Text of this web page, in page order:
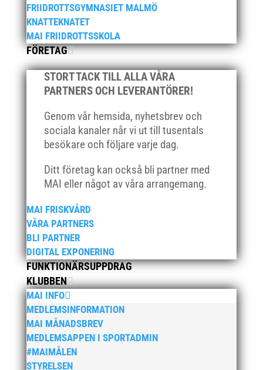
FRIIDROTTSGYMNASIET MALMÖ
KNATTEKNATET
MAI FRIIDROTTSSKOLA
FÖRETAG
STORT TACK TILL ALLA VÅRA
PARTNERS OCH LEVERANTÖRER!
Genom vår hemsida, nyhetsbrev och
sociala kanaler når vi ut till tusentals
besökare och följare varje dag.
Ditt företag kan också bli partner med
MAI eller något av våra arrangemang.
MAI FRISKVÅRD
VÅRA PARTNERS
BLI PARTNER
DIGITAL EXPONERING
FUNKTIONÄRSUPPDRAG
KLUBBEN
MAI INFO
MEDLEMSINFORMATION
MAI MÅNADSBREV
MEDLEMSAPPEN I SPORTADMIN
#MAIMÅLEN
STYRELSEN
april 2021
mars 2021
februari 2021
december 2020
november 2020
oktober 2020
september 2020
augusti 2020
juni 2020
april 2020
mars 2020
januari 2020
november 2019
oktober 2019
september 2019
augusti 2019
juli 2019
juni 2019
maj 2019
april 2019